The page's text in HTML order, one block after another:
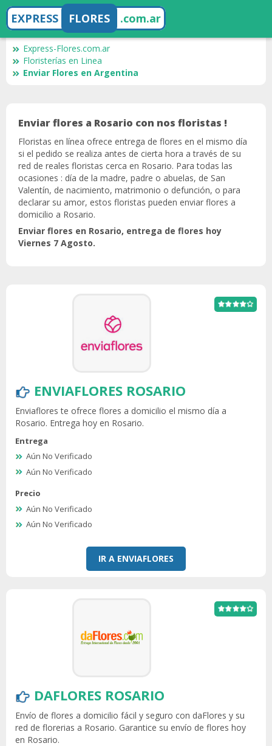
EXPRESS FLORES .com.ar
Express-Flores.com.ar
Floristerías en Linea
Enviar Flores en Argentina
Enviar flores a Rosario con nos floristas !
Floristas en línea ofrece entrega de flores en el mismo día
si el pedido se realiza antes de cierta hora a través de su
red de reales floristas cerca en Rosario. Para todas las
ocasiones : día de la madre, padre o abuelas, de San
Valentín, de nacimiento, matrimonio o defunción, o para
declarar su amor, estos floristas pueden enviar flores a
domicilio a Rosario.
Enviar flores en Rosario, entrega de flores hoy
Viernes 7 Agosto.
ENVIAFLORES ROSARIO
Enviaflores te ofrece flores a domicilio el mismo día a
Rosario. Entrega hoy en Rosario.
Entrega
Aún No Verificado
Aún No Verificado
Precio
Aún No Verificado
Aún No Verificado
IR A ENVIAFLORES
DAFLORES ROSARIO
Envío de flores a domicilio fácil y seguro con daFlores y su
red de florerias a Rosario. Garantice su envío de flores hoy
en Rosario.